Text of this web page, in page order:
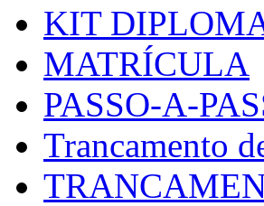
KIT
MATRÍCULA
PASSO-A-
Trancamento